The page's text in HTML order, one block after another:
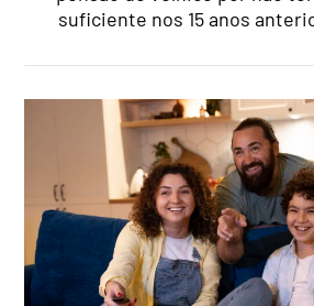
suficiente nos 15 anos